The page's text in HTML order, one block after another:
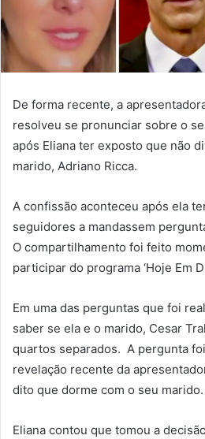
De forma recente, a
resolveu se pronunciar sobre o
após Eliana ter exposto que não
marido, Adriano Ricca.
A confissão aconteceu após ela
seguidores a mandassem
O compartilhamento foi feito
participar do programa ‘Hoje Em
Em uma das perguntas que foi
saber se ela e o marido, Cesar
quartos separados. A pergunta
revelação recente da
dito que dorme com o seu marido.
Eliana contou que tomou a